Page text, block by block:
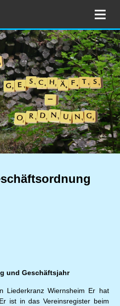
und Geschäftsjahr
Liederkranz Wiernsheim Er hat
ist in das Vereinsregister beim